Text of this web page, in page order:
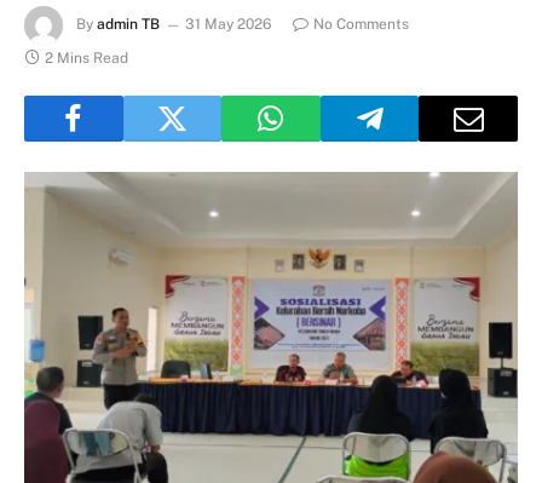
By admin TB 31 May 2026
No Comments
2 Mins Read